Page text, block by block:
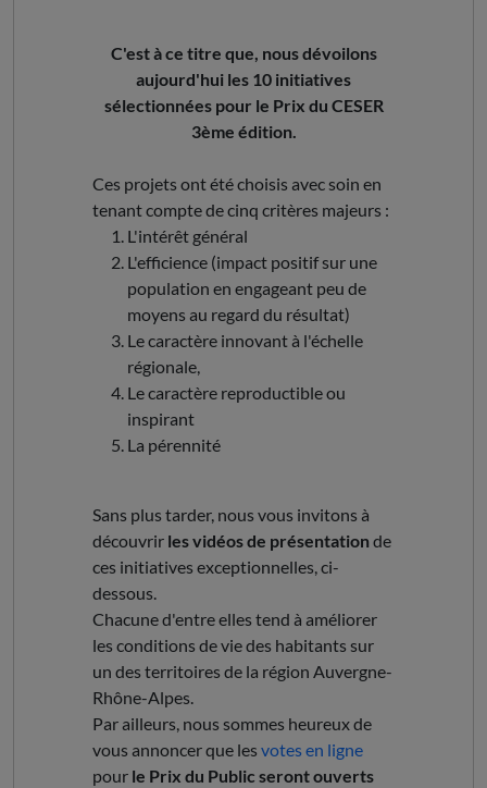
C'est à ce titre que, nous dévoilons
aujourd'hui les 10 initiatives
sélectionnées pour le Prix du CESER
3ème édition.
Ces projets ont été choisis avec soin en
tenant compte de cinq critères majeurs :
L'intérêt général
L'efficience (impact positif sur une
population en engageant peu de
moyens au regard du résultat)
Le caractère innovant à l'échelle
régionale,
Le caractère reproductible ou
inspirant
La pérennité
Sans plus tarder, nous vous invitons à
découvrir les vidéos de présentation de
ces initiatives exceptionnelles, ci-
dessous.
Chacune d'entre elles tend à améliorer
les conditions de vie des habitants sur
un des territoires de la région Auvergne-
Rhône-Alpes.
Par ailleurs, nous sommes heureux de
vous annoncer que lesvotes en ligne
pour le Prix du Public seront ouverts